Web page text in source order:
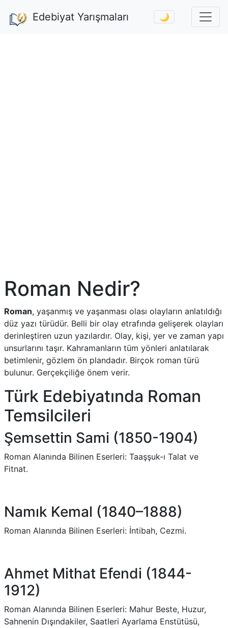
Edebiyat Yarışmaları 🌙
Roman Nedir?
Roman, yaşanmış ve yaşanması olası olayların anlatıldığı
düz yazı türüdür. Belli bir olay etrafında gelişerek olayları
derinleştiren uzun yazılardır. Olay, kişi, yer ve zaman yapı
unsurlarını taşır. Kahramanların tüm yönleri anlatılarak
betimlenir, gözlem ön plandadır. Birçok roman türü
bulunur. Gerçekçiliğe önem verir.
Türk Edebiyatında Roman
Temsilcileri
Şemsettin Sami (1850-1904)
Roman Alanında Bilinen Eserleri: Taaşşuk-ı Talat ve
Fitnat.
Namık Kemal (1840–1888)
Roman Alanında Bilinen Eserleri: İntibah, Cezmi.
Ahmet Mithat Efendi (1844-
1912)
Roman Alanında Bilinen Eserleri: Mahur Beste, Huzur,
Sahnenin Dışındakiler, Saatleri Ayarlama Enstütüsü,